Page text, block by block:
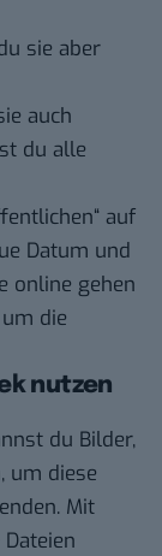
sie aber
auch
du alle
auf
Datum und
online gehen
die
nutzen
du Bilder,
um diese
Mit